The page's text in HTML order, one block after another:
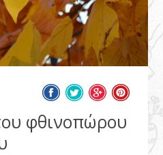
φθινοπώρου